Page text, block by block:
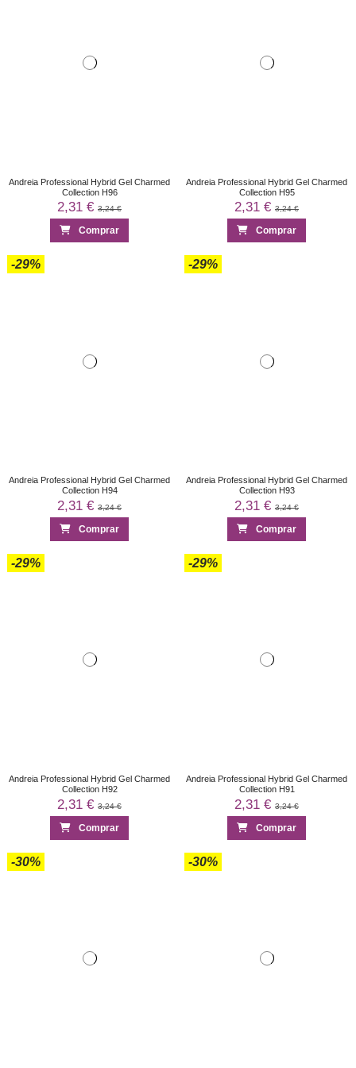
Andreia Professional Hybrid Gel Charmed
Collection H96
2,31 € 3,24 €
Comprar
Andreia Professional Hybrid Gel Charmed
Collection H95
2,31 € 3,24 €
Comprar
-29%
Andreia Professional Hybrid Gel Charmed
Collection H94
2,31 € 3,24 €
Comprar
-29%
Andreia Professional Hybrid Gel Charmed
Collection H93
2,31 € 3,24 €
Comprar
-29%
Andreia Professional Hybrid Gel Charmed
Collection H92
2,31 € 3,24 €
Comprar
-29%
Andreia Professional Hybrid Gel Charmed
Collection H91
2,31 € 3,24 €
Comprar
-30% -30%